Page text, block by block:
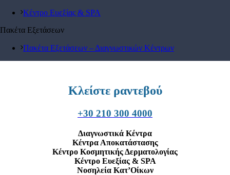
Κέντρο Ευεξίας & SPA
Πακέτα Εξετάσεων
Πακέτα Εξετάσεων – Διαγνωστικών Κέντρων
Κλείστε ραντεβού
+30 210 300 4000
Διαγνωστικά Κέντρα
Κέντρα Αποκατάστασης
Κέντρο Κοσμητικής Δερματολογίας
Κέντρο Ευεξίας & SPA
Νοσηλεία Κατ’Οίκων